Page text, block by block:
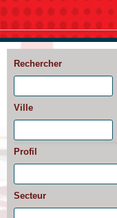
Rechercher
Ville
Profil
Secteur